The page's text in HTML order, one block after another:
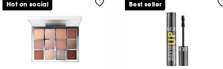
Hot on social Best seller